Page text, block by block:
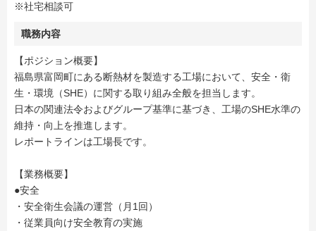
※社宅相談可
職務内容
【ポジション概要】
福島県富岡町にある断熱材を製造する工場において、安全・衛
生・環境（SHE）に関する取り組み全般を担当します。
日本の関連法令およびグループ基準に基づき、工場のSHE水準の
維持・向上を推進します。
レポートラインは工場長です。
【業務概要】
●安全
・安全衛生会議の運営（月1回）
・従業員向け安全教育の実施